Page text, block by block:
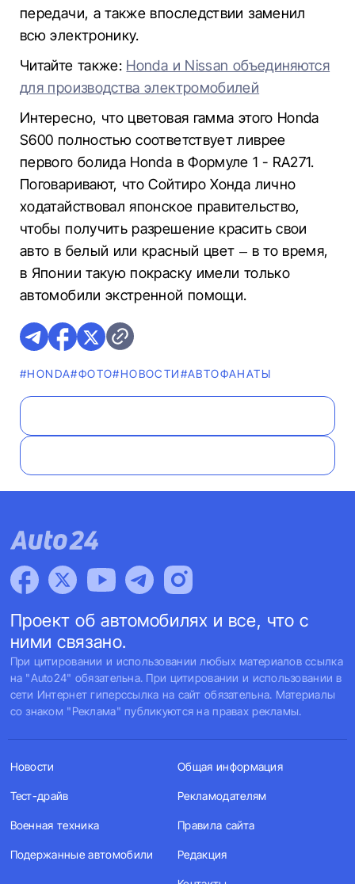
передачи, а также впоследствии заменил
всю электронику.
Читайте также: Honda и Nissan объединяются
для производства электромобилей
Интересно, что цветовая гамма этого Honda
S600 полностью соответствует ливрее
первого болида Honda в Формуле 1 - RA271.
Поговаривают, что Сойтиро Хонда лично
ходатайствовал японское правительство,
чтобы получить разрешение красить свои
авто в белый или красный цвет – в то время,
в Японии такую покраску имели только
автомобили экстренной помощи.
#HONDA#ФОТО#НОВОСТИ#AВТОФАНАТЫ
Проект об автомобилях и все, что с
ними связано.
При цитировании и использовании любых материалов ссылка
на "Auto24" обязательна. При цитировании и использовании в
сети Интернет гиперссылка на сайт обязательна. Материалы
со знаком "Реклама" публикуются на правах рекламы.
Новости
Тест-драйв
Военная техника
Подержанные автомобили
Общая информация
Рекламодателям
Правила сайта
Редакция